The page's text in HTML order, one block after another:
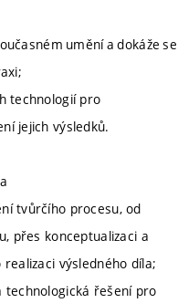
umění a dokáže se
technologií pro
jejich výsledků.
tvůrčího procesu, od
přes konceptualizaci a
výsledného díla;
technologická řešení pro